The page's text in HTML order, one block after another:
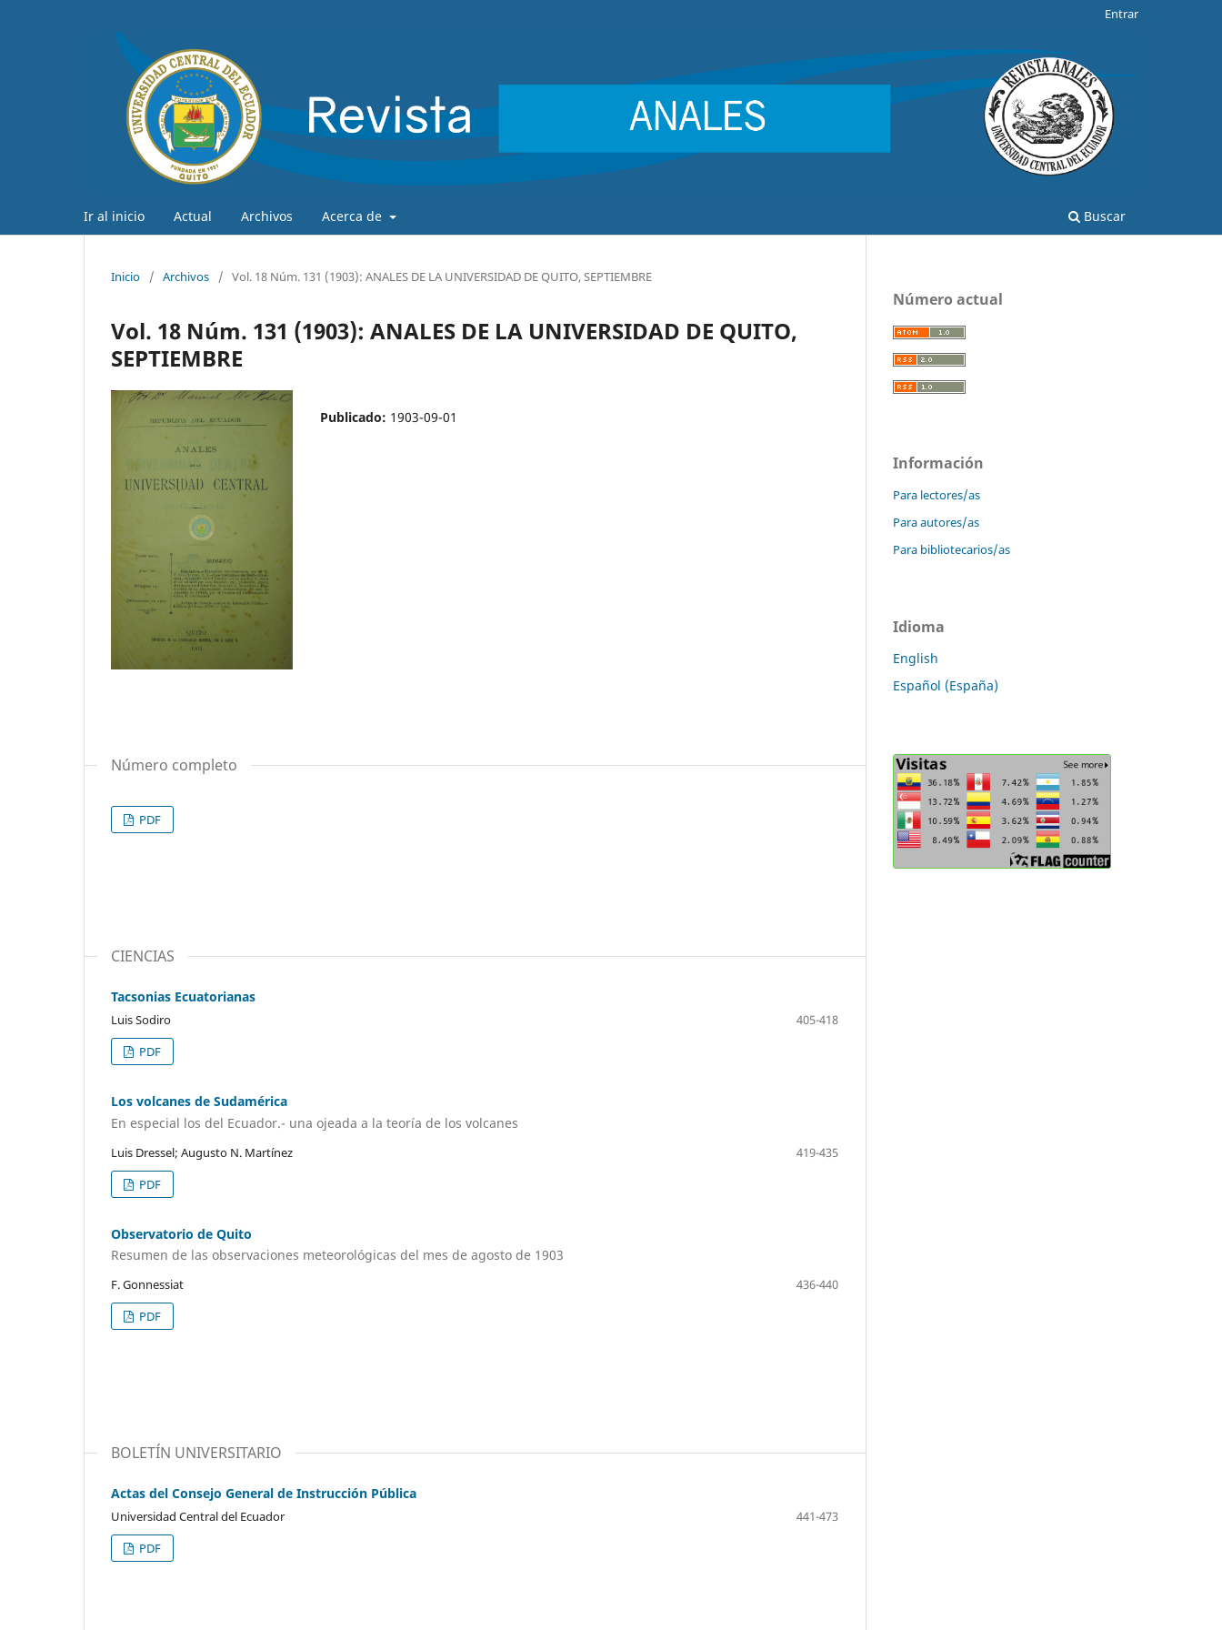
Ir al inicio Actual Archivos Acerca de Buscar
Entrar
Inicio / Archivos / Vol. 18 Núm. 131 (1903): ANALES DE LA UNIVERSIDAD DE QUITO, SEPTIEMBRE
Vol. 18 Núm. 131 (1903): ANALES DE LA UNIVERSIDAD DE QUITO,
SEPTIEMBRE
Publicado: 1903-09-01
Número completo
PDF
CIENCIAS
Tacsonias Ecuatorianas
Luis Sodiro
405-418
PDF
Los volcanes de Sudamérica
En especial los del Ecuador.- una ojeada a la teoría de los volcanes
Luis Dressel; Augusto N. Martínez
419-435
PDF
Observatorio de Quito
Resumen de las observaciones meteorológicas del mes de agosto de 1903
F. Gonnessiat
436-440
PDF
BOLETÍN UNIVERSITARIO
Actas del Consejo General de Instrucción Pública
Universidad Central del Ecuador
441-473
PDF
Número actual
Información
Para lectores/as
Para autores/as
Para bibliotecarios/as
Idioma
English
Español (España)